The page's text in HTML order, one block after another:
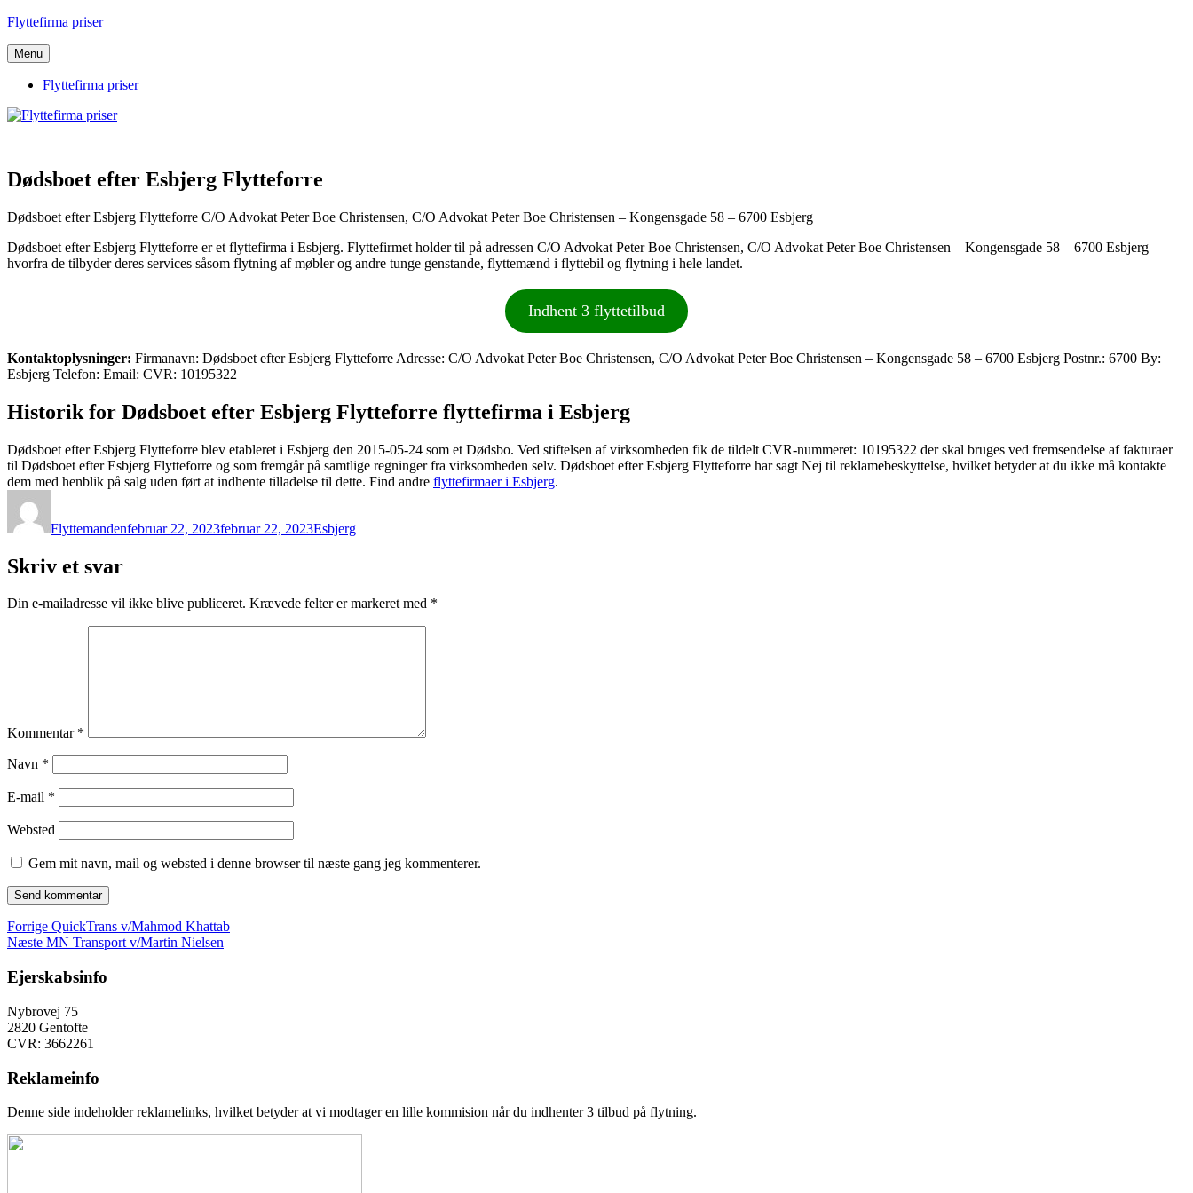
Videre
indhold
Flyttefirma priser
Menu
Flyttefirma priser
Dødsboet efter Esbjerg Flytteforre
Dødsboet efter Esbjerg Flytteforre C/O Advokat Peter Boe Christensen, C/O Advokat Peter Boe Christensen – Kongensgade 58 – 6700 Esbjerg
Dødsboet efter Esbjerg Flytteforre er et flyttefirma i Esbjerg. Flyttefirmet holder til på adressen C/O Advokat Peter Boe Christensen, C/O Advokat Peter Boe Christensen – Kongensgade 58 – 6700 Esbjerg
hvorfra de tilbyder deres services såsom flytning af møbler og andre tunge genstande, flyttemænd i flyttebil og flytning i hele landet.
Indhent 3 flyttetilbud
Kontaktoplysninger: Firmanavn: Dødsboet efter Esbjerg Flytteforre Adresse: C/O Advokat Peter Boe Christensen, C/O Advokat Peter Boe Christensen – Kongensgade 58 – 6700 Esbjerg Postnr.: 6700 By:
Esbjerg Telefon: Email: CVR: 10195322
Historik for Dødsboet efter Esbjerg Flytteforre flyttefirma i Esbjerg
Dødsboet efter Esbjerg Flytteforre blev etableret i Esbjerg den 2015-05-24 som et Dødsbo. Ved stiftelsen af virksomheden fik de tildelt CVR-nummeret: 10195322 der skal bruges ved fremsendelse af fakturaer
til Dødsboet efter Esbjerg Flytteforre og som fremgår på samtlige regninger fra virksomheden selv. Dødsboet efter Esbjerg Flytteforre har sagt Nej til reklamebeskyttelse, hvilket betyder at du ikke må kontakte
dem med henblik på salg uden ført at indhente tilladelse til dette. Find andre flyttefirmaer i Esbjerg.
Flyttemandenfebruar 22, 2023februar 22, 2023Esbjerg
Skriv et svar
Din e-mailadresse vil ikke blive publiceret. Krævede felter er markeret med *
Kommentar *
Navn *
E-mail *
Websted
Gem mit navn, mail og websted i denne browser til næste gang jeg kommenterer.
Indlægsnavigation
Forrige Forrige
indlæg:
QuickTrans v/Mahmod Khattab
Næste Næste
MN Transport v/Martin Nielsen
Ejerskabsinfo
Nybrovej 75
2820 Gentofte
CVR: 3662261
Reklameinfo
Denne side indeholder reklamelinks, hvilket betyder at vi modtager en lille kommision når du indhenter 3 tilbud på flytning.